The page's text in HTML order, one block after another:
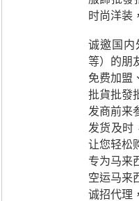
时尚洋装
诚邀国内
等）的朋
免费加盟
批貨批發
发商前来
发货及时
让您轻松
专为马来
空运马来
诚招代理